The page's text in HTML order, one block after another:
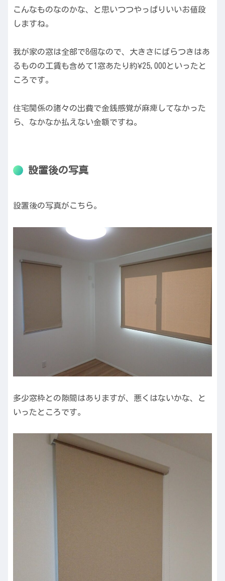
こんなものなのかな、と思いつつやっぱりいいお値段
しますね。
我が家の窓は全部で8個なので、大きさにばらつきはあ
るものの工賃も含めて1窓あたり約¥25,000といったと
ころです。
住宅関係の諸々の出費で金銭感覚が麻痺してなかった
ら、なかなか払えない金額ですね。
設置後の写真
設置後の写真がこちら。
多少窓枠との隙間はありますが、悪くはないかな、と
いったところです。